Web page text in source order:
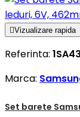
Vizualizare rapida
Referinta:
Marca:
Set barete